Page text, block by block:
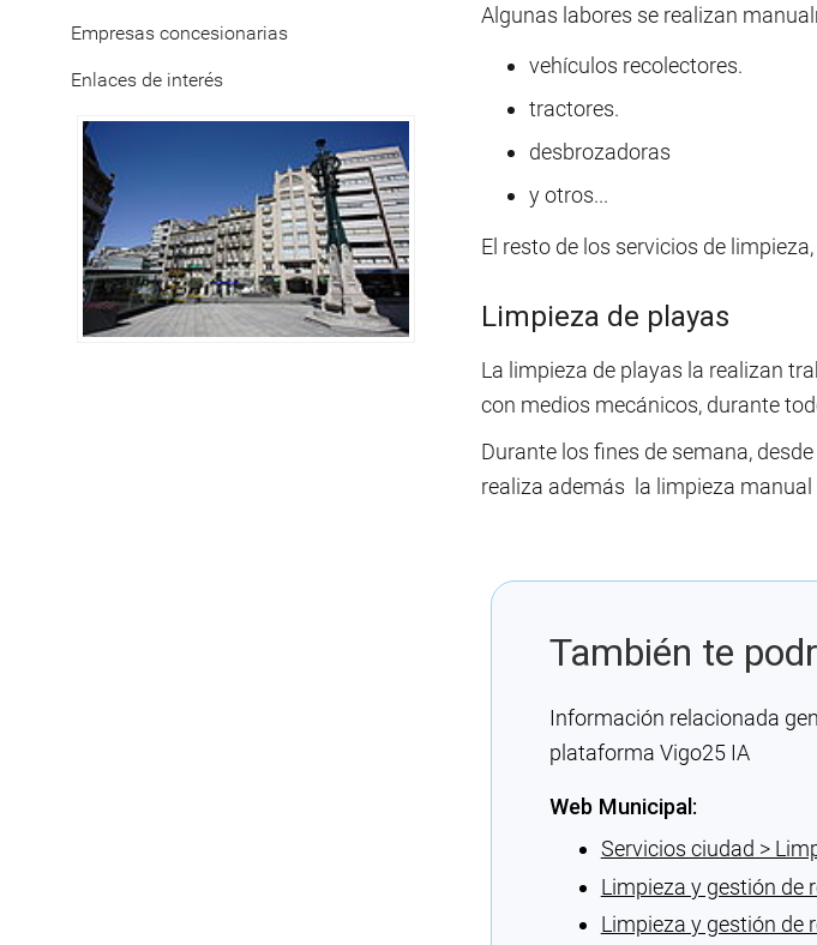
Algunas labores se realizan
vehículos recolectores.
tractores.
desbrozadoras
y otros...
El resto de los servicios de
Limpieza de playas
La limpieza de playas la realizan
con medios mecánicos, durante
Durante los fines de semana,
realiza además la limpieza manual
También te
Información relacionada
plataforma Vigo25 IA
Web Municipal:
Servicios ciudad >
Limpieza y gestión de
Limpieza y gestión de
Empresas concesionarias
Enlaces de interés